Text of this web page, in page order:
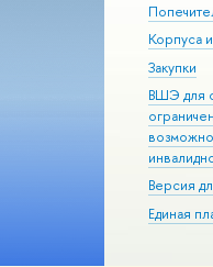
Корпуса
Закупки
ВШЭ для
Версия
Единая